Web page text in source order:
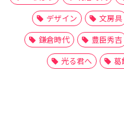
デザイン
文房具
鎌倉時代
豊臣秀吉
光る君へ
葛